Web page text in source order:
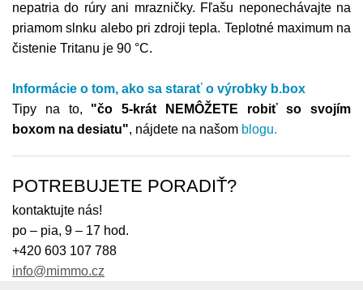
nepatria do rúry ani mrazničky. Fľašu neponechávajte na
priamom slnku alebo pri zdroji tepla. Teplotné maximum na
čistenie Tritanu je 90 °C.
Informácie o tom, ako sa starať o výrobky b.box
Tipy na to, "čo 5-krát NEMÔŽETE robiť so svojím
boxom na desiatu", nájdete na našom blogu.
POTREBUJETE PORADIŤ?
kontaktujte nás!
po – pia, 9 – 17 hod.
+420 603 107 788
info@mimmo.cz